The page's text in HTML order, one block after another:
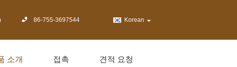
86-755-3697544 Korean
소개 접촉 견적 요청